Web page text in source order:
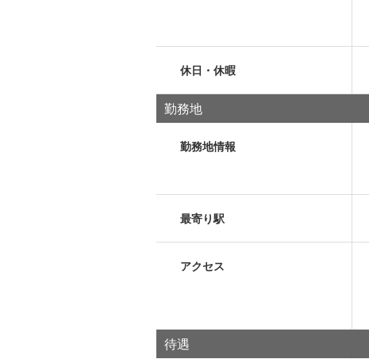
休日・休暇
勤務地
勤務地情報
最寄り駅
アクセス
待遇